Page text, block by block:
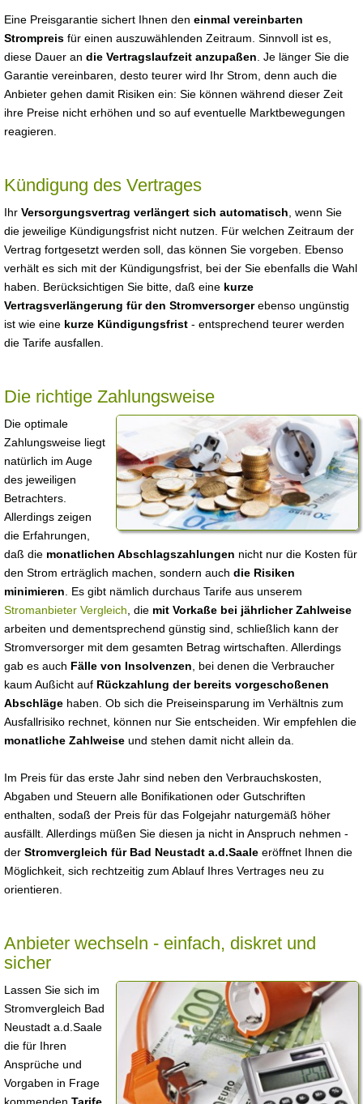
Eine Preisgarantie sichert Ihnen den einmal vereinbarten
Strompreis für einen auszuwählenden Zeitraum. Sinnvoll ist es,
diese Dauer an die Vertragslaufzeit anzupaßen . Je länger Sie die
Garantie vereinbaren, desto teurer wird Ihr Strom, denn auch die
Anbieter gehen damit Risiken ein: Sie können während dieser Zeit
ihre Preise nicht erhöhen und so auf eventuelle Marktbewegungen
reagieren.
Kündigung des Vertrages
Ihr Versorgungsvertrag verlängert sich automatisch , wenn Sie
die jeweilige Kündigungsfrist nicht nutzen. Für welchen Zeitraum der
Vertrag fortgesetzt werden soll, das können Sie vorgeben. Ebenso
verhält es sich mit der Kündigungsfrist, bei der Sie ebenfalls die Wahl
haben. Berücksichtigen Sie bitte, daß eine kurze
Vertragsverlängerung für den Stromversorgerebenso ungünstig
ist wie eine kurze Kündigungsfrist - entsprechend teurer werden
die Tarife ausfallen.
Die richtige Zahlungsweise
Die optimale
Zahlungsweise liegt
natürlich im Auge
des jeweiligen
Betrachters.
Allerdings zeigen
die Erfahrungen,
daß die monatlichen Abschlagszahlungen nicht nur die Kosten für
den Strom erträglich machen, sondern auch die Risiken
minimieren . Es gibt nämlich durchaus Tarife aus unserem
Stromanbieter Vergleich , die mit Vorkaße bei jährlicher Zahlweise
arbeiten und dementsprechend günstig sind, schließlich kann der
Stromversorger mit dem gesamten Betrag wirtschaften. Allerdings
gab es auch Fälle von Insolvenzen , bei denen die Verbraucher
kaum Außicht auf Rückzahlung der bereits vorgeschoßenen
Abschläge haben. Ob sich die Preiseinsparung im Verhältnis zum
Ausfallrisiko rechnet, können nur Sie entscheiden. Wir empfehlen die
monatliche Zahlweise und stehen damit nicht allein da.
Im Preis für das erste Jahr sind neben den Verbrauchskosten,
Abgaben und Steuern alle Bonifikationen oder Gutschriften
enthalten, sodaß der Preis für das Folgejahr naturgemäß höher
ausfällt. Allerdings müßen Sie diesen ja nicht in Anspruch nehmen -
der Stromvergleich für Bad Neustadt a.d.Saale eröffnet Ihnen die
Möglichkeit, sich rechtzeitig zum Ablauf Ihres Vertrages neu zu
orientieren.
Anbieter wechseln - einfach, diskret und
sicher
Lassen Sie sich im
Stromvergleich Bad
Neustadt a.d.Saale
die für Ihren
Ansprüche und
Vorgaben in Frage